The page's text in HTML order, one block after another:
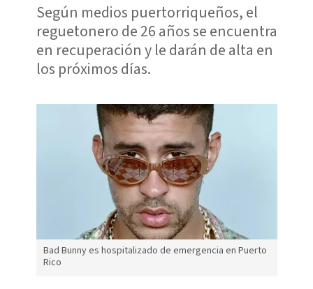
Según medios puertorriqueños, el
reguetonero de 26 años se encuentra
en recuperación y le darán de alta en
los próximos días.
Bad Bunny es hospitalizado de emergencia en Puerto
Rico